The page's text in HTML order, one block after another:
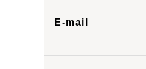
E-mail